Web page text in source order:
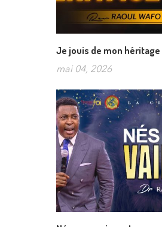
Je jouis de mon héritage
mai 04, 2026